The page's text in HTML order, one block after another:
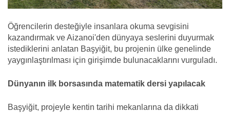
Öğrencilerin desteğiyle insanlara okuma sevgisini
kazandırmak ve Aizanoi'den dünyaya seslerini duyurmak
istediklerini anlatan Başyiğit, bu projenin ülke genelinde
yaygınlaştırılması için girişimde bulunacaklarını vurguladı.
Dünyanın ilk borsasında matematik dersi yapılacak
Başyiğit, projeyle kentin tarihi mekanlarına da dikkati